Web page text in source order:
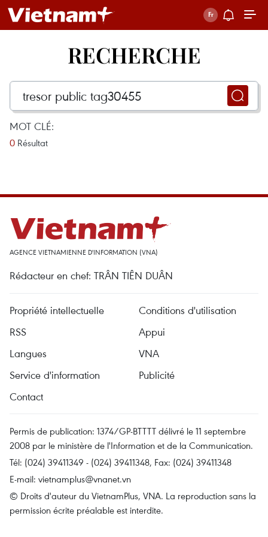
RECHERCHE
MOT CLÉ:
0 Résultat
AGENCE VIETNAMIENNE D'INFORMATION (VNA)
Rédacteur en chef: TRÂN TIÊN DUÂN
Propriété intellectuelle
Conditions d'utilisation
RSS
Appui
Langues
VNA
Service d'information
Publicité
Contact
Permis de publication: 1374/GP-BTTTT délivré le 11 septembre
2008 par le ministère de l'Information et de la Communication.
Tél: (024) 39411349 - (024) 39411348, Fax: (024) 39411348
E-mail: vietnamplus@vnanet.vn
© Droits d'auteur du VietnamPlus, VNA. La reproduction sans la
permission écrite préalable est interdite.